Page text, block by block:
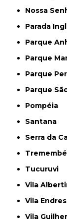
Nossa
Parada
Parque
Parque
Parque
Parque
Pompéia
Santana
Serra da
Tremembé
Tucuruvi
Vila
Vila Endres
Vila